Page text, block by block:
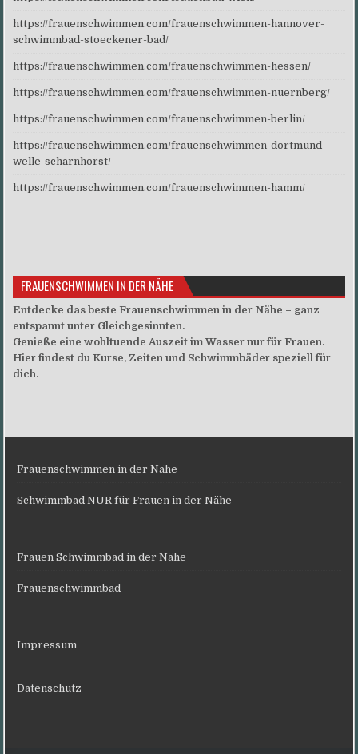
https://frauenschwimmen.com/frauenschwimmen-hannover-
schwimmbad-stoeckener-bad/
https://frauenschwimmen.com/frauenschwimmen-hessen/
https://frauenschwimmen.com/frauenschwimmen-nuernberg/
https://frauenschwimmen.com/frauenschwimmen-berlin/
https://frauenschwimmen.com/frauenschwimmen-dortmund-
welle-scharnhorst/
https://frauenschwimmen.com/frauenschwimmen-hamm/
FRAUENSCHWIMMEN IN DER NÄHE
Entdecke das beste Frauenschwimmen in der Nähe – ganz
entspannt unter Gleichgesinnten.
Genieße eine wohltuende Auszeit im Wasser nur für Frauen.
Hier findest du Kurse, Zeiten und Schwimmbäder speziell für
dich.
Frauenschwimmen in der Nähe
Schwimmbad NUR für Frauen in der Nähe
Frauen Schwimmbad in der Nähe
Frauenschwimmbad
Impressum
Datenschutz